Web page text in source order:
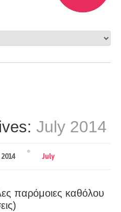
July 2014
2014 July
παρόμοιες καθόλου